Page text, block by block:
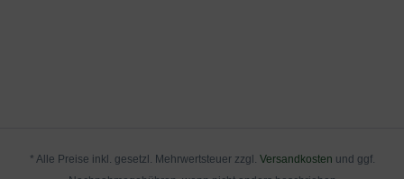
* Alle Preise inkl. gesetzl. Mehrwertsteuer zzgl. Versandkosten und ggf.